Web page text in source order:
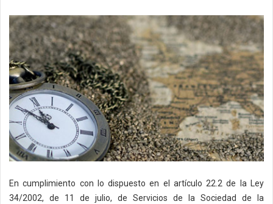
En cumplimiento con lo dispuesto en el artículo 22.2 de la Ley
34/2002, de 11 de julio, de Servicios de la Sociedad de la